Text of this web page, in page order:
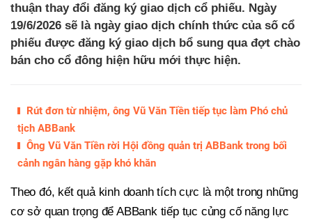
thuận thay đổi đăng ký giao dịch cổ phiếu. Ngày
19/6/2026 sẽ là ngày giao dịch chính thức của số cổ
phiếu được đăng ký giao dịch bổ sung qua đợt chào
bán cho cổ đông hiện hữu mới thực hiện.
Rút đơn từ nhiệm, ông Vũ Văn Tiền tiếp tục làm Phó chủ
tịch ABBank
Ông Vũ Văn Tiền rời Hội đồng quản trị ABBank trong bối
cảnh ngân hàng gặp khó khăn
Theo đó, kết quả kinh doanh tích cực là một trong những
cơ sở quan trọng để ABBank tiếp tục củng cố năng lực